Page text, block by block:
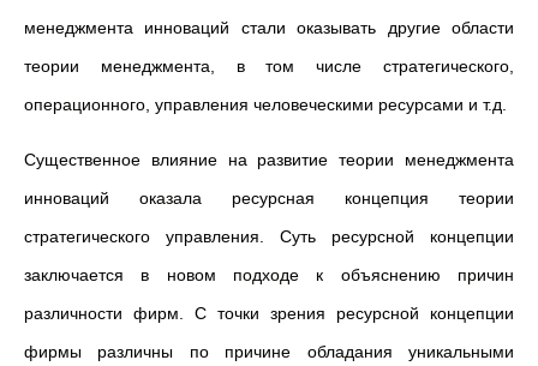
менеджмента инноваций стали оказывать другие области
теории менеджмента, в том числе стратегического,
операционного, управления человеческими ресурсами и т.д.
Существенное влияние на развитие теории менеджмента
инноваций оказала ресурсная концепция теории
стратегического управления. Суть ресурсной концепции
заключается в новом подходе к объяснению причин
различности фирм. С точки зрения ресурсной концепции
фирмы различны по причине обладания уникальными